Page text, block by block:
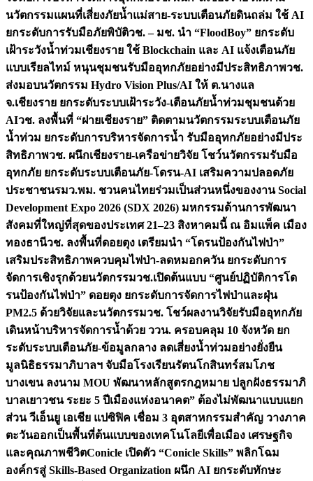
นวัตกรรมแผนที่เสี่ยงภัยน้ำแม่สาย-ระบบเตือนภัยดินถล่ม ใช้ AI
ยกระดับการรับมือภัยพิบัติวช. – มช. นำ “FloodBoy” ยกระดับ
เฝ้าระวังน้ำท่วมเชียงราย ใช้ Blockchain และ AI แจ้งเตือนภัย
แบบเรียลไทม์ หนุนชุมชนรับมืออุทกภัยอย่างมีประสิทธิภาพวช.
ส่งมอบนวัตกรรม Hydro Vision Plus/AI ให้ ต.นางแล
จ.เชียงราย ยกระดับระบบเฝ้าระวัง-เตือนภัยน้ำท่วมชุมชนด้วย
AIวช. ลงพื้นที่ “ฝายเชียงราย” ติดตามนวัตกรรมระบบเตือนภัย
น้ำท่วม ยกระดับการบริหารจัดการน้ำ รับมืออุทกภัยอย่างมีประ
สิทธิภาพวช. ผนึกเชียงราย-เครือข่ายวิจัย โชว์นวัตกรรมรับมือ
อุทกภัย ยกระดับระบบเตือนภัย-โดรน-AI เสริมความปลอดภัย
ประชาชนรมว.พม. ชวนคนไทยร่วมเป็นส่วนหนึ่งของงาน Social
Development Expo 2026 (SDX 2026) มหกรรมด้านการพัฒนา
สังคมที่ใหญ่ที่สุดของประเทศ 21–23 สิงหาคมนี้ ณ อิมแพ็ค เมือง
ทองธานีวช. ลงพื้นที่ดอยตุง เตรียมนำ “โดรนป้องกันไฟป่า”
เสริมประสิทธิภาพควบคุมไฟป่า-ลดหมอกควัน ยกระดับการ
จัดการเชิงรุกด้วยนวัตกรรมวช.เปิดต้นแบบ “ศูนย์ปฏิบัติการโด
รนป้องกันไฟป่า” ดอยตุง ยกระดับการจัดการไฟป่าและฝุ่น
PM2.5 ด้วยวิจัยและนวัตกรรมวช. โชว์ผลงานวิจัยรับมืออุทกภัย
เดินหน้าบริหารจัดการน้ำด้วย ววน. ครอบคลุม 10 จังหวัด ยก
ระดับระบบเตือนภัย-ข้อมูลกลาง ลดเสี่ยงน้ำท่วมอย่างยั่งยืน
มูลนิธิธรรมาภิบาลฯ จับมือโรงเรียนรัตนโกสินทร์สมโภช
บางเขน ลงนาม MOU พัฒนาหลักสูตรกฎหมาย ปลูกฝังธรรมาภิ
บาลเยาวชน ระยะ 5 ปีเมืองแห่งอนาคต” ต้องไม่พัฒนาแบบแยก
ส่วน วีเอ็นยู เอเชีย แปซิฟิค เชื่อม 3 อุตสาหกรรมสำคัญ วางภาค
ตะวันออกเป็นพื้นที่ต้นแบบของเทคโนโลยีเพื่อเมือง เศรษฐกิจ
และคุณภาพชีวิตConicle เปิดตัว “Conicle Skills” พลิกโฉม
องค์กรสู่ Skills-Based Organization ผนึก AI ยกระดับทักษะ